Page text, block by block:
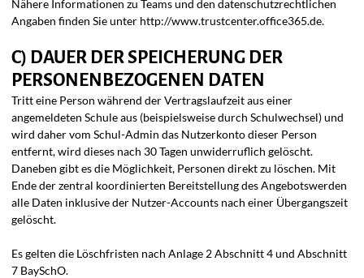
Nähere Informationen zu Teams und den datenschutzrechtlichen
Angaben finden Sie unter http://www.trustcenter.office365.de.
C) DAUER DER SPEICHERUNG DER
PERSONENBEZOGENEN DATEN
Tritt eine Person während der Vertragslaufzeit aus einer
angemeldeten Schule aus (beispielsweise durch Schulwechsel) und
wird daher vom Schul-Admin das Nutzerkonto dieser Person
entfernt, wird dieses nach 30 Tagen unwiderruflich gelöscht.
Daneben gibt es die Möglichkeit, Personen direkt zu löschen. Mit
Ende der zentral koordinierten Bereitstellung des Angebotswerden
alle Daten inklusive der Nutzer-Accounts nach einer Übergangszeit
gelöscht.
Es gelten die Löschfristen nach Anlage 2 Abschnitt 4 und Abschnitt
7 BaySchO.